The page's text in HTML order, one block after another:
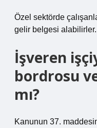
Özel sektörde
gelir belgesi alabilirler.
İşveren
bordrosu
mı?
Kanunun 37.